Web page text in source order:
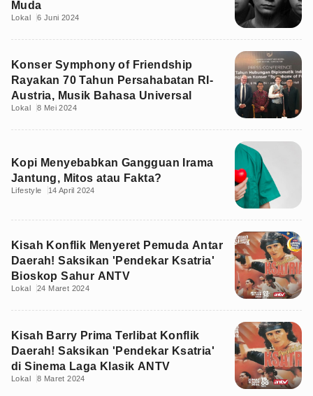
Muda
Lokal 6 Juni 2024
Konser Symphony of Friendship
Rayakan 70 Tahun Persahabatan RI-
Austria, Musik Bahasa Universal
Lokal 8 Mei 2024
Kopi Menyebabkan Gangguan Irama
Jantung, Mitos atau Fakta?
Lifestyle 14 April 2024
Kisah Konflik Menyeret Pemuda Antar
Daerah! Saksikan 'Pendekar Ksatria'
Bioskop Sahur ANTV
Lokal 24 Maret 2024
Kisah Barry Prima Terlibat Konflik
Daerah! Saksikan 'Pendekar Ksatria'
di Sinema Laga Klasik ANTV
Lokal 8 Maret 2024